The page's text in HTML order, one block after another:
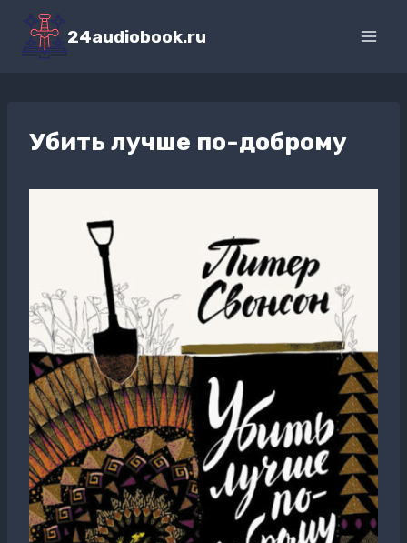
Перейти
содержимому
24audiobook.ru
Убить лучше по-доброму